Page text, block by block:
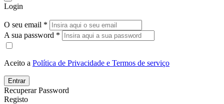
Login
O seu email *
A sua password *
Aceito a Política de Privacidade e Termos de serviço
Entrar
Recuperar Password
Registo